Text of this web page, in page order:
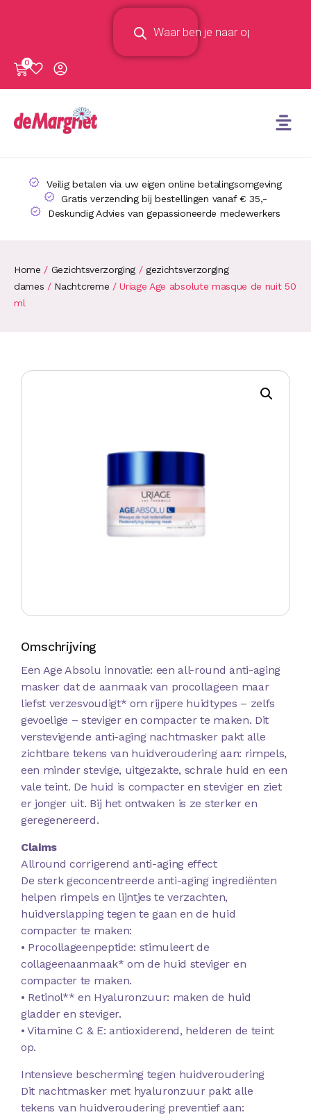
0
Veilig betalen via uw eigen online betalingsomgeving
Gratis verzending bij bestellingen vanaf € 35,-
Deskundig Advies van gepassioneerde medewerkers
Home / Gezichtsverzorging /gezichtsverzorging
dames / Nachtcreme / Uriage Age absolute masque de nuit 50
ml
Omschrijving
Een Age Absolu innovatie: een all-round anti-aging
masker dat de aanmaak van procollageen maar
liefst verzesvoudigt* om rijpere huidtypes – zelfs
gevoelige – steviger en compacter te maken. Dit
verstevigende anti-aging nachtmasker pakt alle
zichtbare tekens van huidveroudering aan: rimpels,
een minder stevige, uitgezakte, schrale huid en een
vale teint. De huid is compacter en steviger en ziet
er jonger uit. Bij het ontwaken is ze sterker en
geregenereerd.
Claims
Allround corrigerend anti-aging effect
De sterk geconcentreerde anti-aging ingrediënten
helpen rimpels en lijntjes te verzachten,
huidverslapping tegen te gaan en de huid
compacter te maken:
• Procollageenpeptide: stimuleert de
collageenaanmaak* om de huid steviger en
compacter te maken.
• Retinol** en Hyaluronzuur: maken de huid
gladder en steviger.
• Vitamine C & E: antioxiderend, helderen de teint
op.
Intensieve bescherming tegen huidveroudering
Dit nachtmasker met hyaluronzuur pakt alle
tekens van huidveroudering preventief aan: